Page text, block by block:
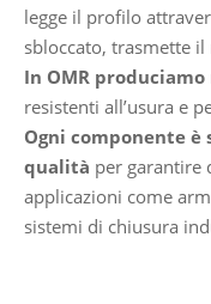
legge il profilo
sbloccato, trasmette
In OMR
resistenti all’usura e
Ogni componente
qualità per garantire
applicazioni come
sistemi di chiusura